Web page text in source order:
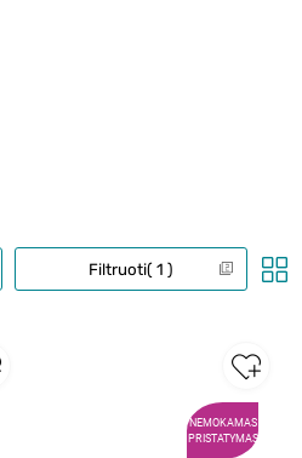
Filtruoti 1
NEMOKAMAS
PRISTATYMAS